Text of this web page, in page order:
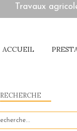
Travaux
ACCUEIL
RECHERCHE